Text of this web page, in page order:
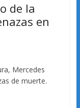
de la
en
Mercedes
de muerte.